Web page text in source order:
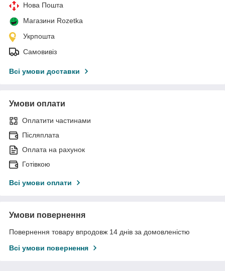
Нова Пошта
Магазини Rozetka
Укрпошта
Самовивіз
Всі умови доставки
Умови оплати
Оплатити частинами
Післяплата
Оплата на рахунок
Готівкою
Всі умови оплати
Умови повернення
Повернення товару впродовж 14 днів за домовленістю
Всі умови повернення